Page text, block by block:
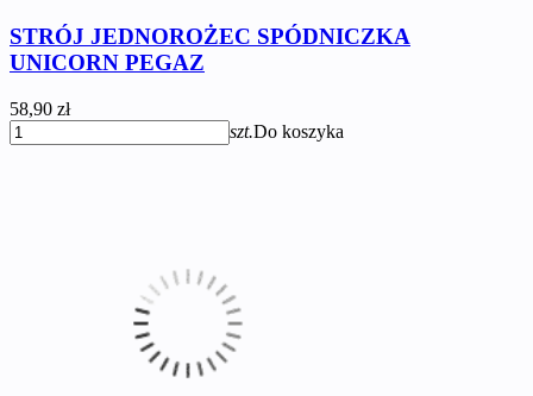
STRÓJ JEDNOROŻEC SPÓDNICZKA
UNICORN PEGAZ
58,90 zł
szt.Do koszyka